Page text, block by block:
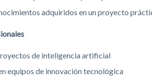
adquiridos en un proyecto
de inteligencia artificial
equipos de innovación tecnológica